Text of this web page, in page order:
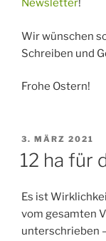
Newsletter!
Wir wünschen
Schreiben und
Frohe Ostern!
AM
3. MÄRZ 2021
12 ha für
Es ist
vom gesamten
unterschrieben